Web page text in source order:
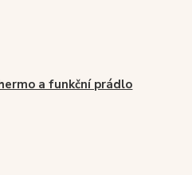
a funkční prádlo